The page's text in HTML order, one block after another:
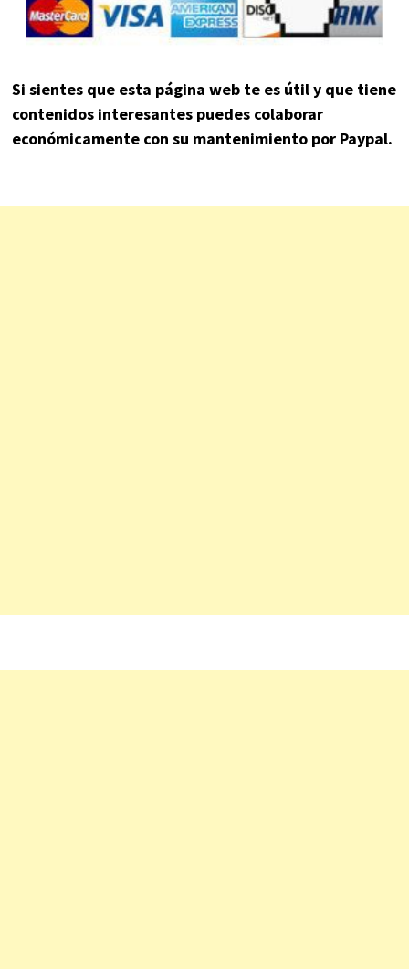
Si sientes que esta página web te es útil y que tiene
contenidos interesantes puedes colaborar
económicamente con su mantenimiento por Paypal.